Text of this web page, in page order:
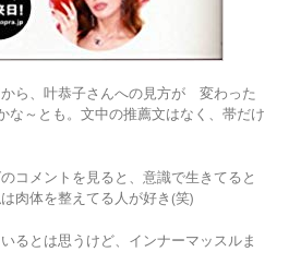
ら、叶恭子さんへの見方が 変わった
～とも。文中の推薦文はなく、帯だけ
コメントを見ると、意識で生きてると
肉体を整えてる人が好き(笑)
るとは思うけど、インナーマッスルま